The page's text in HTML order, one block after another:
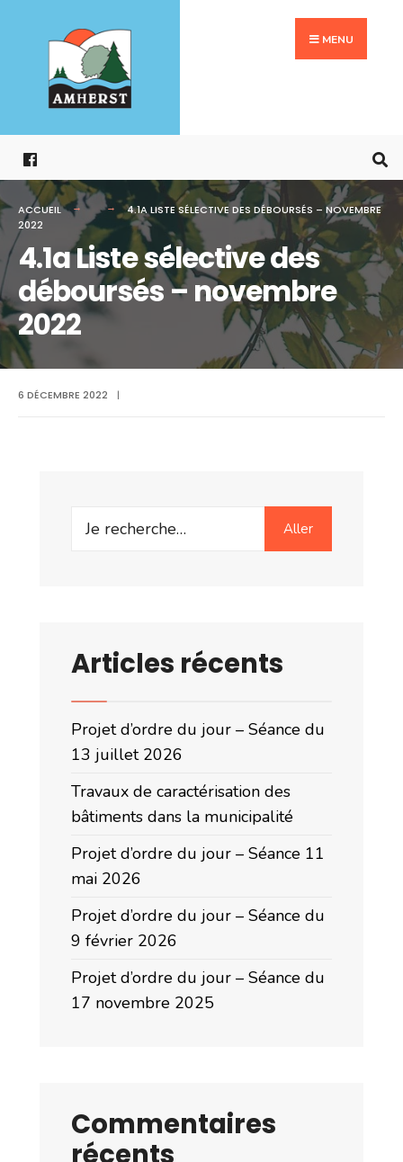
contenu
MENU
ACCUEIL
4.1A LISTE SÉLECTIVE DES DÉBOURSÉS – NOVEMBRE
2022
4.1a Liste sélective des
déboursés – novembre
2022
6 DÉCEMBRE 2022 |
Search
Aller
Articles récents
Projet d’ordre du jour – Séance du
13 juillet 2026
Travaux de caractérisation des
bâtiments dans la municipalité
Projet d’ordre du jour – Séance 11
mai 2026
Projet d’ordre du jour – Séance du
9 février 2026
Projet d’ordre du jour – Séance du
17 novembre 2025
Commentaires
récents
for: